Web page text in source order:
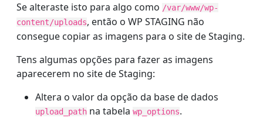
Se alteraste isto para algo como /var/www/wp-
content/uploads, então o WP STAGING não
consegue copiar as imagens para o site de Staging.
Tens algumas opções para fazer as imagens
aparecerem no site de Staging:
Altera o valor da opção da base de dados
upload_path na tabela wp_options.